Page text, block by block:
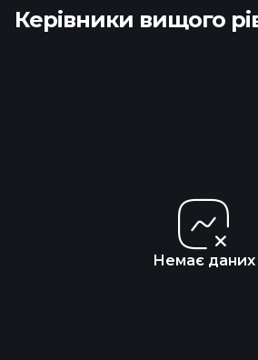
Керівники вищого
Немає даних